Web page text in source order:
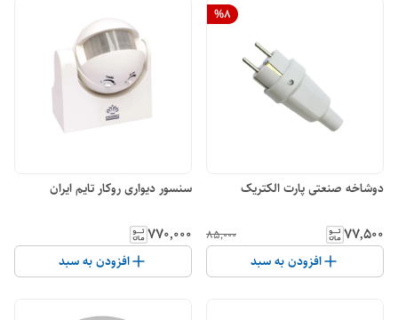
%8
دوشاخه صنعتی پارت الکتریک
۷۷٬۵۰۰ ۸۵٬۰۰۰
افزودن به سبد
سنسور دیواری روکار تایم ایران
۷۷۰٬۰۰۰
افزودن به سبد